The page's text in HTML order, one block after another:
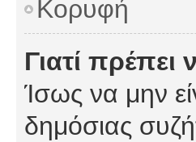
Κορυφή
Γιατί
Ίσως να μην
δημόσιας